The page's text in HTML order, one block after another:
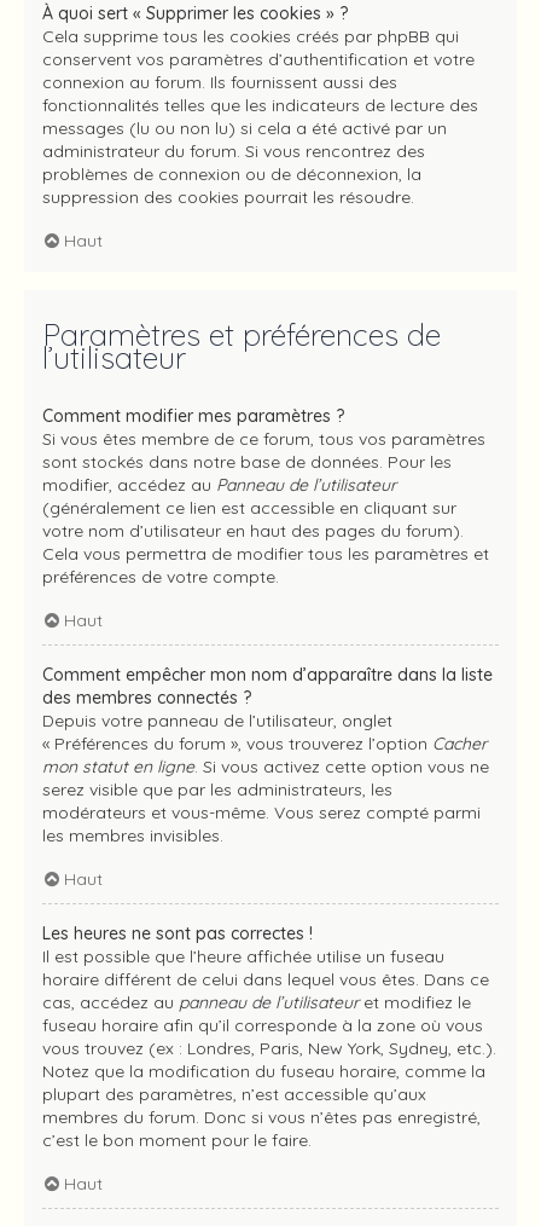
À quoi sert « Supprimer les cookies » ?
Cela supprime tous les cookies créés par phpBB qui
conservent vos paramètres d’authentification et votre
connexion au forum. Ils fournissent aussi des
fonctionnalités telles que les indicateurs de lecture des
messages (lu ou non lu) si cela a été activé par un
administrateur du forum. Si vous rencontrez des
problèmes de connexion ou de déconnexion, la
suppression des cookies pourrait les résoudre.
Haut
Paramètres et préférences de
l’utilisateur
Comment modifier mes paramètres ?
Si vous êtes membre de ce forum, tous vos paramètres
sont stockés dans notre base de données. Pour les
modifier, accédez au Panneau de l’utilisateur
(généralement ce lien est accessible en cliquant sur
votre nom d’utilisateur en haut des pages du forum).
Cela vous permettra de modifier tous les paramètres et
préférences de votre compte.
Haut
Comment empêcher mon nom d’apparaître dans la liste
des membres connectés ?
Depuis votre panneau de l’utilisateur, onglet
« Préférences du forum », vous trouverez l’option Cacher
mon statut en ligne. Si vous activez cette option vous ne
serez visible que par les administrateurs, les
modérateurs et vous-même. Vous serez compté parmi
les membres invisibles.
Haut
Les heures ne sont pas correctes !
Il est possible que l’heure affichée utilise un fuseau
horaire différent de celui dans lequel vous êtes. Dans ce
cas, accédez au panneau de l’utilisateuret modifiez le
fuseau horaire afin qu’il corresponde à la zone où vous
vous trouvez (ex : Londres, Paris, New York, Sydney, etc.).
Notez que la modification du fuseau horaire, comme la
plupart des paramètres, n’est accessible qu’aux
membres du forum. Donc si vous n’êtes pas enregistré,
c’est le bon moment pour le faire.
Haut